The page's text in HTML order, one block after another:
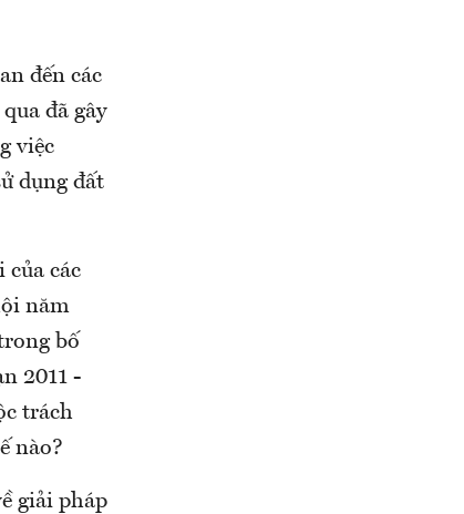
đến các
đã gây
việc
dụng đất
các
năm
bố
2011 -
trách
nào?
giải pháp